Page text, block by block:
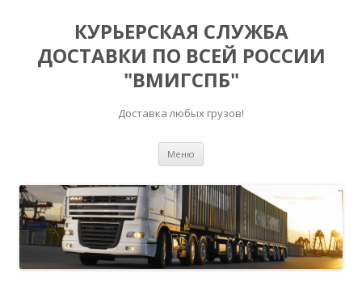
КУРЬЕРСКАЯ СЛУЖБА
ДОСТАВКИ ПО ВСЕЙ РОССИИ
"ВМИГСПБ"
Доставка любых грузов!
Меню